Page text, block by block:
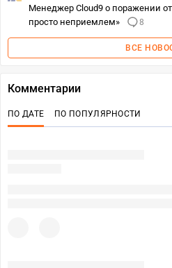
Менеджер Cloud9 о поражении от
просто неприемлем»
8
ВСЕ
Комментарии
ПО ДАТЕ ПО ПОПУЛЯРНОСТИ